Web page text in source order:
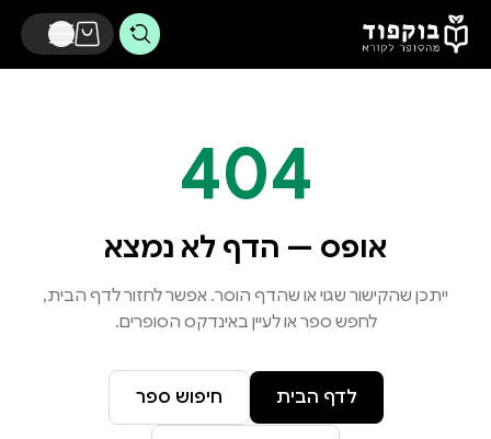
דלג לתוכן הראשי
404
אופס — הדף לא נמצא
ייתכן שהקישור שגוי או שהדף הוסר. אפשר לחזור לדף הבית,
לחפש ספר או לעיין באינדקס הסופרים.
לדף הבית חיפוש ספר